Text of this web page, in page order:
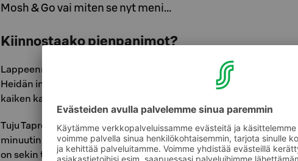
Mosh & Go vai miten se nyt meni...
Kiinnostaako pienpanimot?
Lappeenrantalainen Panimoyhtiö Tuju on toiminut vuodesta 2015.
Heidän intohimonaan on ylläpitää käsityöolutkulttuuria ja tuoda se
kaiken kansan saataville.
Tuju Taproom sijaitsee Rakuunamäellä, kahdenkymmenen
minuutin kävelymatkan päässä hotellilta. Rakuunamäki itsessään
on sekin tärkeä kohde kaupungissamme. Aiemmin